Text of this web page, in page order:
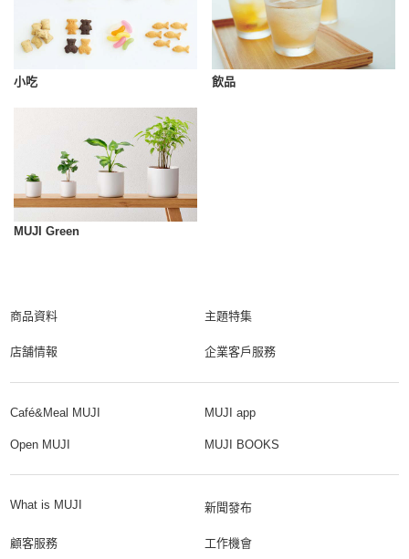
小吃 飲品
MUJI Green
商品資料 主題特集
店舗情報 企業客戶服務
Café&Meal MUJI MUJI app
Open MUJI MUJI BOOKS
What is MUJI 新聞發布
顧客服務 工作機會